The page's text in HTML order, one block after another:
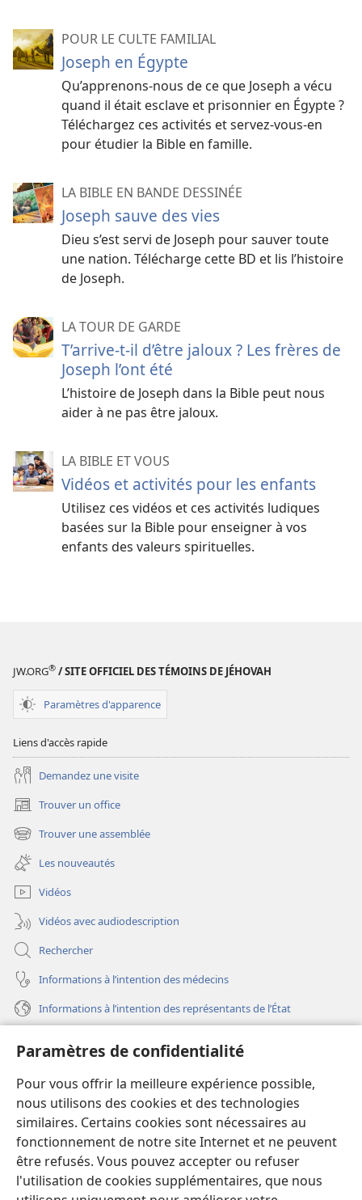
Paramètres de confidentialité
Pour vous offrir la meilleure expérience possible,
nous utilisons des cookies et des technologies
similaires. Certains cookies sont nécessaires au
fonctionnement de notre site Internet et ne peuvent
être refusés. Vous pouvez accepter ou refuser
l'utilisation de cookies supplémentaires, que nous
POUR LE CULTE FAMILIAL
Joseph en Égypte
Qu’apprenons-nous de ce que Joseph a vécu
quand il était esclave et prisonnier en Égypte ?
Téléchargez ces activités et servez-vous-en
pour étudier la Bible en famille.
LA BIBLE EN BANDE DESSINÉE
Joseph sauve des vies
Dieu s’est servi de Joseph pour sauver toute
une nation. Télécharge cette BD et lis l’histoire
de Joseph.
LA TOUR DE GARDE
T’arrive-t-il d’être jaloux ? Les frères de
Joseph l’ont été
L’histoire de Joseph dans la Bible peut nous
aider à ne pas être jaloux.
LA BIBLE ET VOUS
Vidéos et activités pour les enfants
Utilisez ces vidéos et ces activités ludiques
basées sur la Bible pour enseigner à vos
enfants des valeurs spirituelles.
JW.ORG® / SITE OFFICIEL DES TÉMOINS DE JÉHOVAH
Paramètres d'apparence
Liens d'accès rapide
Demandez une visite
Trouver un office
(ouvre
une
nouvelle
fenêtre)
Trouver une assemblée
(ouvre
une
nouvelle
fenêtre)
Les nouveautés
Vidéos
Vidéos avec audiodescription
Rechercher
Informations à l’intention des médecins
Informations à l’intention des représentants de l’État
(ouvre
une
nouvelle
fenêtre)
Bibliothèque en ligne
(ouvre
une
nouvelle
fenêtre)
JW Hub®
(ouvre
une
JW Library